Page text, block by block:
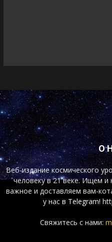
О
Веб-издание космического
человеку в 21 веке. Ищем и
важное и доставляем вам-
у нас в Telegram!
Свяжитесь с нами: